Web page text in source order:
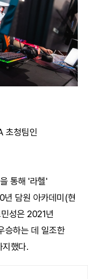
초청팀인
통해 '라헬'
년 담원 아카데미(현
성은 2021년
승하는 데 일조한
했다.